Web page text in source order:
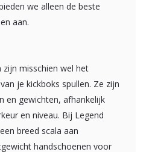
we alleen de beste
aan.
zijn misschien wel het
je kickboks spullen. Ze zijn
en gewichten, afhankelijk
en niveau. Bij Legend
breed scala aan
handschoenen voor